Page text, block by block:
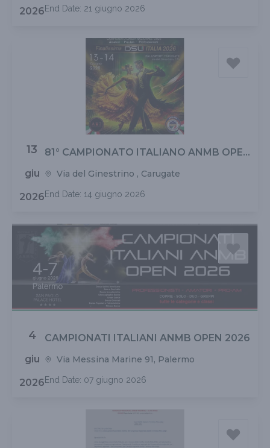
2026End Date: 21 giugno 2026
13
giu
2026
81° CAMPIONATO ITALIANO ANMB OPEN
Via del Ginestrino , Carugate
End Date: 14 giugno 2026
4
giu
2026
CAMPIONATI ITALIANI ANMB OPEN 2026
Via Messina Marine 91, Palermo
End Date: 07 giugno 2026